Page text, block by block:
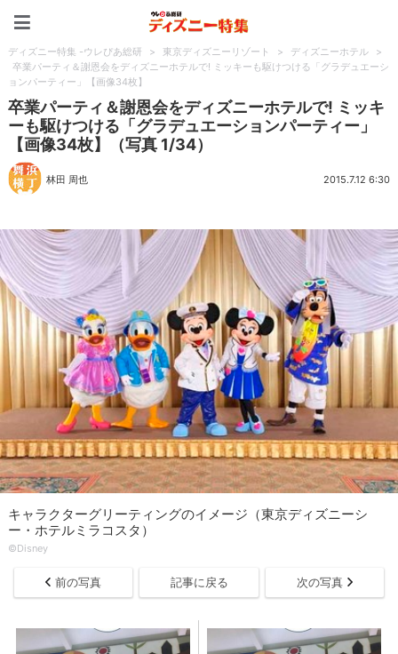
ディズニー特集 -ウレぴあ総研 > 東京ディズニーリゾート > ディズニーホテル
>
卒業パーティ＆謝恩会をディズニーホテルで! ミッキーも駆けつける「グラデュエーシ
ョンパーティー」【画像34枚】
卒業パーティ＆謝恩会をディズニーホテルで! ミッキ
ーも駆けつける「グラデュエーションパーティー」
【画像34枚】（写真 1/34）
林田 周也 2015.7.12 6:30
キャラクターグリーティングのイメージ（東京ディズニーシ
ー・ホテルミラコスタ）
©Disney
前の写真 記事に戻る 次の写真